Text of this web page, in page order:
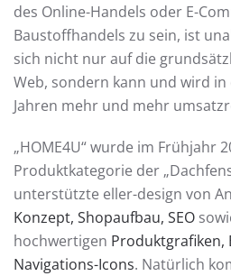
des Online-Handels oder E-
Baustoffhandels zu sein, ist
sich nicht nur auf die
Web, sondern kann und wird
Jahren mehr und mehr
„HOME4U“ wurde im Frühjahr
Produktkategorie der
unterstützte eller-design von
Konzept, Shopaufbau, SEO
hochwertigen Produktgrafiken,
Navigations-Icons. Natürlich